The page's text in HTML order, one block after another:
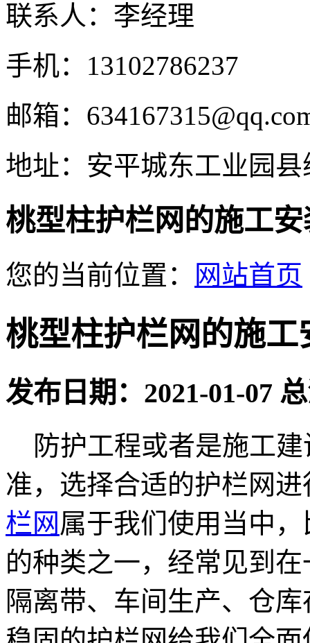
联系人：李经理
手机：13102786237
邮箱：
地址：安平城东工业园县
桃型柱护栏网的施工
您的当前位置： 网站首页
桃型柱护栏网的施工
发布日期：2021-01-07
防护工程或者是施工建
准，选择合适的护栏网
栏网 属于我们使用当中
的种类之一，经常见到
隔离带、车间生产、仓